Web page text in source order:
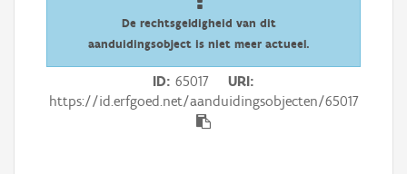
Persoon of collectief
De rechtsgeldigheid van dit
aanduidingsobject is niet meer actueel.
ID 65017
URI
https://id.erfgoed.net/aanduidingsobjecten/65017